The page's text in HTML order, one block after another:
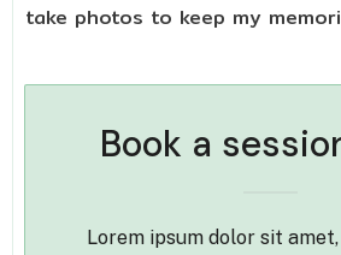
take photos to keep my
Book a
Lorem ipsum dolor sit